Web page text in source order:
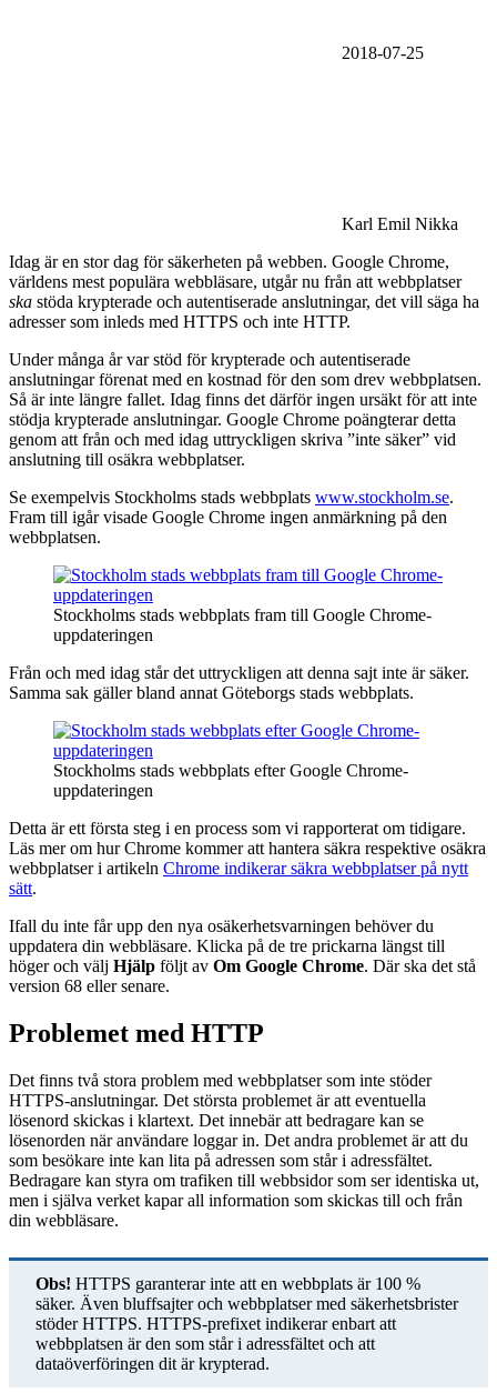
2018-07-25
Karl Emil Nikka
Idag är en stor dag för säkerheten på webben. Google Chrome,
världens mest populära webbläsare, utgår nu från att webbplatser
ska stöda krypterade och autentiserade anslutningar, det vill säga ha
adresser som inleds med HTTPS och inte HTTP.
Under många år var stöd för krypterade och autentiserade
anslutningar förenat med en kostnad för den som drev webbplatsen.
Så är inte längre fallet. Idag finns det därför ingen ursäkt för att inte
stödja krypterade anslutningar. Google Chrome poängterar detta
genom att från och med idag uttryckligen skriva ”inte säker” vid
anslutning till osäkra webbplatser.
Se exempelvis Stockholms stads webbplats www.stockholm.se.
Fram till igår visade Google Chrome ingen anmärkning på den
webbplatsen.
Stockholms stads webbplats fram till Google Chrome-
uppdateringen
Från och med idag står det uttryckligen att denna sajt inte är säker.
Samma sak gäller bland annat Göteborgs stads webbplats.
Stockholms stads webbplats efter Google Chrome-
uppdateringen
Detta är ett första steg i en process som vi rapporterat om tidigare.
Läs mer om hur Chrome kommer att hantera säkra respektive osäkra
webbplatser i artikeln Chrome indikerar säkra webbplatser på nytt
sätt.
Ifall du inte får upp den nya osäkerhetsvarningen behöver du
uppdatera din webbläsare. Klicka på de tre prickarna längst till
höger och välj Hjälp följt av Om Google Chrome. Där ska det stå
version 68 eller senare.
Problemet med HTTP
Det finns två stora problem med webbplatser som inte stöder
HTTPS-anslutningar. Det största problemet är att eventuella
lösenord skickas i klartext. Det innebär att bedragare kan se
lösenorden när användare loggar in. Det andra problemet är att du
som besökare inte kan lita på adressen som står i adressfältet.
Bedragare kan styra om trafiken till webbsidor som ser identiska ut,
men i själva verket kapar all information som skickas till och från
din webbläsare.
Obs! HTTPS garanterar inte att en webbplats är 100 %
säker. Även bluffsajter och webbplatser med säkerhetsbrister
stöder HTTPS. HTTPS-prefixet indikerar enbart att
webbplatsen är den som står i adressfältet och att
dataöverföringen dit är krypterad.